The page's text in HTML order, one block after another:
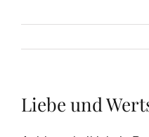
Liebe und